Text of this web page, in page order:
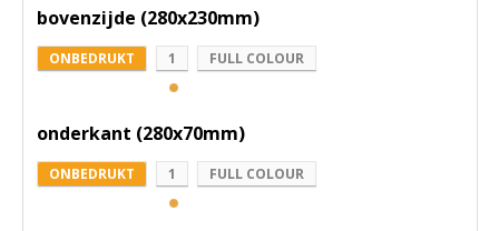
bovenzijde (280x230mm)
ONBEDRUKT 1 FULL COLOUR
onderkant (280x70mm)
ONBEDRUKT 1 FULL COLOUR